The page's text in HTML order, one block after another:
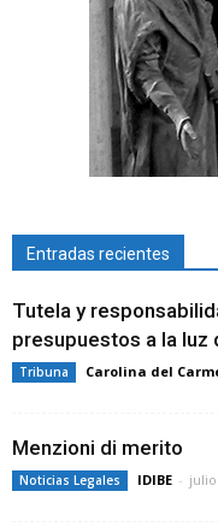
Entradas recientes
Tutela y
presupuestos a la luz
Tribuna Carolina del
Menzioni di merito
Noticias Legales IDIBE - julio